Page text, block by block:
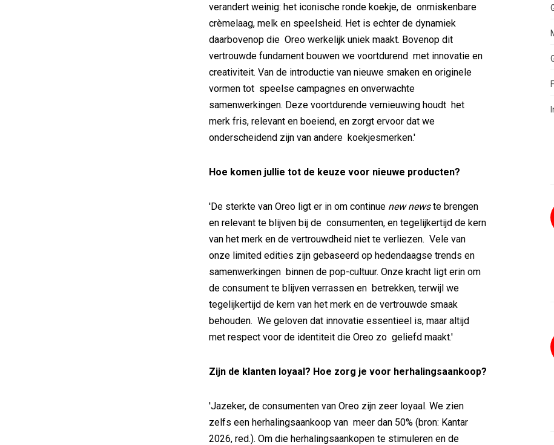
verandert weinig: het iconische ronde koekje, de onmiskenbare
crèmelaag, melk en speelsheid. Het is echter de dynamiek
daarbovenop die Oreo werkelijk uniek maakt. Bovenop dit
vertrouwde fundament bouwen we voortdurend met innovatie en
creativiteit. Van de introductie van nieuwe smaken en originele
vormen tot speelse campagnes en onverwachte
samenwerkingen. Deze voortdurende vernieuwing houdt het
merk fris, relevant en boeiend, en zorgt ervoor dat we
onderscheidend zijn van andere koekjesmerken.'
Hoe komen jullie tot de keuze voor nieuwe producten?
'De sterkte van Oreo ligt er in om continue new newste brengen
en relevant te blijven bij de consumenten, en tegelijkertijd de kern
van het merk en de vertrouwdheid niet te verliezen. Vele van
onze limited edities zijn gebaseerd op hedendaagse trends en
samenwerkingen binnen de pop-cultuur. Onze kracht ligt erin om
de consument te blijven verrassen en betrekken, terwijl we
tegelijkertijd de kern van het merk en de vertrouwde smaak
behouden. We geloven dat innovatie essentieel is, maar altijd
met respect voor de identiteit die Oreo zo geliefd maakt.'
Zijn de klanten loyaal? Hoe zorg je voor herhalingsaankoop?
'Jazeker, de consumenten van Oreo zijn zeer loyaal. We zien
zelfs een herhalingsaankoop van meer dan 50% (bron: Kantar
2026, red.). Om die herhalingsaankopen te stimuleren en de